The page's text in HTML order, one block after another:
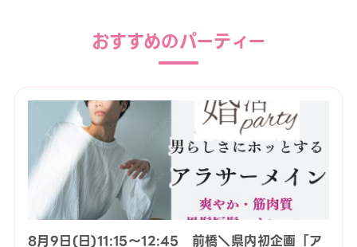
おすすめのパーティー
8月9日(日)11:15〜12:45 前橋＼県内初企画「ア